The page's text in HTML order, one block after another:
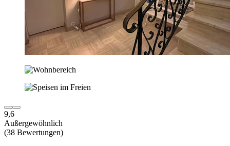
9,6
Außergewöhnlich
(38 Bewertungen)